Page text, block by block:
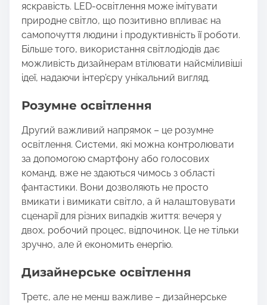
яскравість. LED-освітлення може імітувати
природне світло, що позитивно впливає на
самопочуття людини і продуктивність її роботи.
Більше того, використання світлодіодів дає
можливість дизайнерам втілювати найсміливіші
ідеї, надаючи інтер’єру унікальний вигляд.
Розумне освітлення
Другий важливий напрямок – це розумне
освітлення. Системи, які можна контролювати
за допомогою смартфону або голосових
команд, вже не здаються чимось з області
фантастики. Вони дозволяють не просто
вмикати і вимикати світло, а й налаштовувати
сценарії для різних випадків життя: вечеря у
двох, робочий процес, відпочинок. Це не тільки
зручно, але й економить енергію.
Дизайнерське освітлення
Третє, але не менш важливе – дизайнерське